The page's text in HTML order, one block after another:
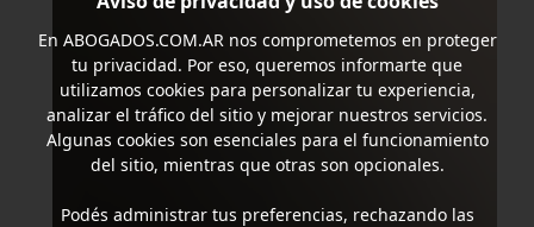
En ABOGADOS.COM.ARnos comprometemos en proteger
tu privacidad. Por eso, queremos informarte que
utilizamos cookies para personalizar tu experiencia,
analizar el tráfico del sitio y mejorar nuestros servicios.
Algunas cookies son esenciales para el funcionamiento
del sitio, mientras que otras son opcionales.
Podés administrar tus preferencias, rechazando las